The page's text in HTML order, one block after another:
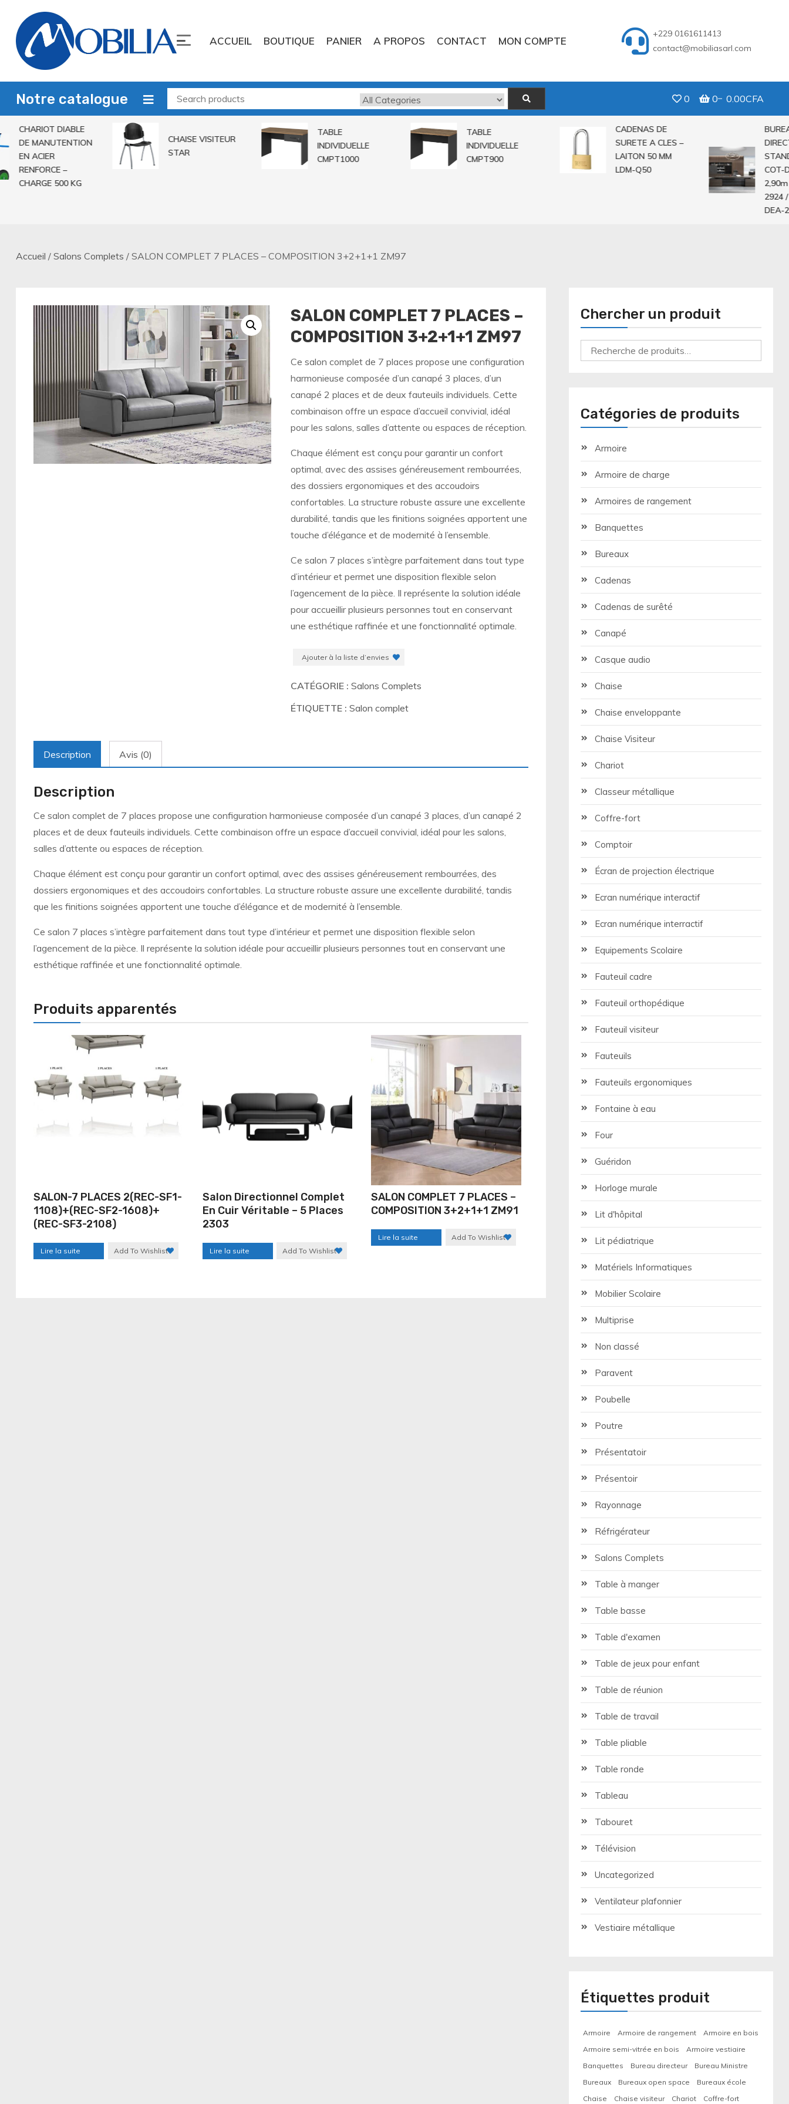
content
Mobilia Sarl
ACCUEIL BOUTIQUE PANIER A PROPOS CONTACT MON COMPTE
+229 0161611413
contact@mobiliasarl.com
Notre catalogue 0 0 0.00CFA
CHARIOT DIABLE
DE MANUTENTION
EN ACIER
RENFORCE –
CHARGE 500 KG
CHAISE VISITEUR
STAR
TABLE
INDIVIDUELLE
CMPT1000
TABLE
INDIVIDUELLE
CMPT900
CADENAS DE
SURETE A CLES –
LAITON 50 MM
LDM-Q50
BUREAU
COT-
2,90m
2924 /
DEA-
Accueil / Salons Complets / SALON COMPLET 7 PLACES – COMPOSITION 3+2+1+1 ZM97
SALON COMPLET 7 PLACES –
COMPOSITION 3+2+1+1 ZM97
Ce salon complet de 7 places propose une configuration
harmonieuse composée d’un canapé 3 places, d’un
canapé 2 places et de deux fauteuils individuels. Cette
combinaison offre un espace d’accueil convivial, idéal
pour les salons, salles d’attente ou espaces de réception.
Chaque élément est conçu pour garantir un confort
optimal, avec des assises généreusement rembourrées,
des dossiers ergonomiques et des accoudoirs
confortables. La structure robuste assure une excellente
durabilité, tandis que les finitions soignées apportent une
touche d’élégance et de modernité à l’ensemble.
Ce salon 7 places s’intègre parfaitement dans tout type
d’intérieur et permet une disposition flexible selon
l’agencement de la pièce. Il représente la solution idéale
pour accueillir plusieurs personnes tout en conservant
une esthétique raffinée et une fonctionnalité optimale.
Ajouter à la liste d’envies
CATÉGORIE :Salons Complets
ÉTIQUETTE :Salon complet
Description Avis (0)
Description
Ce salon complet de 7 places propose une configuration harmonieuse composée d’un canapé 3 places, d’un canapé 2
places et de deux fauteuils individuels. Cette combinaison offre un espace d’accueil convivial, idéal pour les salons,
salles d’attente ou espaces de réception.
Chaque élément est conçu pour garantir un confort optimal, avec des assises généreusement rembourrées, des
dossiers ergonomiques et des accoudoirs confortables. La structure robuste assure une excellente durabilité, tandis
que les finitions soignées apportent une touche d’élégance et de modernité à l’ensemble.
Ce salon 7 places s’intègre parfaitement dans tout type d’intérieur et permet une disposition flexible selon
l’agencement de la pièce. Il représente la solution idéale pour accueillir plusieurs personnes tout en conservant une
esthétique raffinée et une fonctionnalité optimale.
Produits apparentés
SALON-7 PLACES 2(REC-SF1-
1108)+(REC-SF2-1608)+
(REC-SF3-2108)
Lire la suite Add To Wishlist
Salon Directionnel Complet
En Cuir Véritable – 5 Places
2303
Lire la suite Add To Wishlist
SALON COMPLET 7 PLACES –
COMPOSITION 3+2+1+1 ZM91
Lire la suite Add To Wishlist
Chercher un produit
Recherche
pour :
Catégories de produits
Armoire
Armoire de charge
Armoires de rangement
Banquettes
Bureaux
Cadenas
Cadenas de surêté
Canapé
Casque audio
Chaise
Chaise enveloppante
Chaise Visiteur
Chariot
Classeur métallique
Coffre-fort
Comptoir
Écran de projection électrique
Ecran numérique interactif
Ecran numérique interractif
Equipements Scolaire
Fauteuil cadre
Fauteuil orthopédique
Fauteuil visiteur
Fauteuils
Fauteuils ergonomiques
Fontaine à eau
Four
Guéridon
Horloge murale
Lit d'hôpital
Lit pédiatrique
Matériels Informatiques
Mobilier Scolaire
Multiprise
Non classé
Paravent
Poubelle
Poutre
Présentatoir
Présentoir
Rayonnage
Réfrigérateur
Salons Complets
Table à manger
Table basse
Table d'examen
Table de jeux pour enfant
Table de réunion
Table de travail
Table pliable
Table ronde
Tableau
Tabouret
Télévision
Uncategorized
Ventilateur plafonnier
Vestiaire métallique
Étiquettes produit
Armoire Armoire de rangement
Armoire en bois
Armoire semi-vitrée en bois
Armoire vestiaire
Banquettes
Bureau directeur
Bureau Ministre
Bureaux
Bureaux open space
Bureaux école
Chaise
Chaise visiteur Chariot Coffre-fort